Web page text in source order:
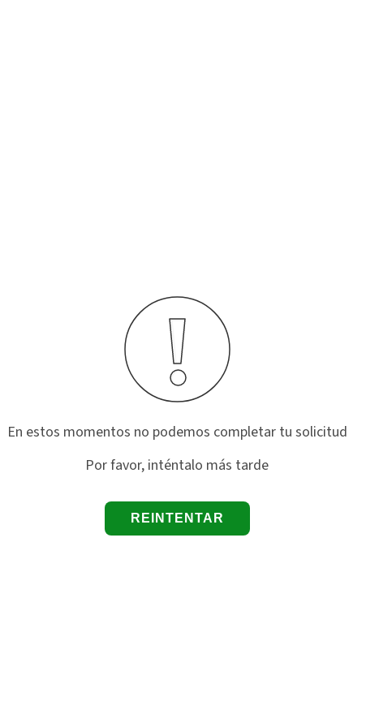
En estos momentos no podemos completar tu solicitud
Por favor, inténtalo más tarde
REINTENTAR